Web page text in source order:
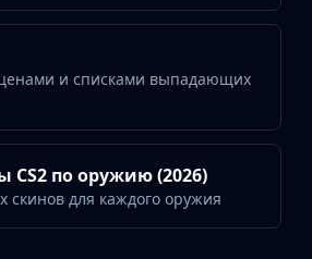
ценами и списками выпадающих
по оружию (2026)
скинов для каждого оружия